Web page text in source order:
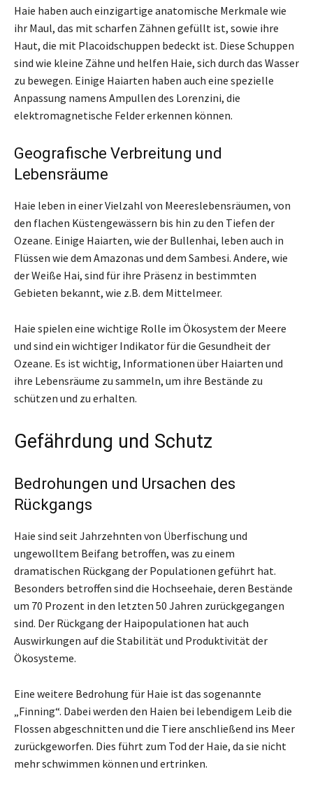
Haie haben auch einzigartige anatomische Merkmale wie
ihr Maul, das mit scharfen Zähnen gefüllt ist, sowie ihre
Haut, die mit Placoidschuppen bedeckt ist. Diese Schuppen
sind wie kleine Zähne und helfen Haie, sich durch das Wasser
zu bewegen. Einige Haiarten haben auch eine spezielle
Anpassung namens Ampullen des Lorenzini, die
elektromagnetische Felder erkennen können.
Geografische Verbreitung und
Lebensräume
Haie leben in einer Vielzahl von Meereslebensräumen, von
den flachen Küstengewässern bis hin zu den Tiefen der
Ozeane. Einige Haiarten, wie der Bullenhai, leben auch in
Flüssen wie dem Amazonas und dem Sambesi. Andere, wie
der Weiße Hai, sind für ihre Präsenz in bestimmten
Gebieten bekannt, wie z.B. dem Mittelmeer.
Haie spielen eine wichtige Rolle im Ökosystem der Meere
und sind ein wichtiger Indikator für die Gesundheit der
Ozeane. Es ist wichtig, Informationen über Haiarten und
ihre Lebensräume zu sammeln, um ihre Bestände zu
schützen und zu erhalten.
Gefährdung und Schutz
Bedrohungen und Ursachen des
Rückgangs
Haie sind seit Jahrzehnten von Überfischung und
ungewolltem Beifang betroffen, was zu einem
dramatischen Rückgang der Populationen geführt hat.
Besonders betroffen sind die Hochseehaie, deren Bestände
um 70 Prozent in den letzten 50 Jahren zurückgegangen
sind. Der Rückgang der Haipopulationen hat auch
Auswirkungen auf die Stabilität und Produktivität der
Ökosysteme.
Eine weitere Bedrohung für Haie ist das sogenannte
„Finning“. Dabei werden den Haien bei lebendigem Leib die
Flossen abgeschnitten und die Tiere anschließend ins Meer
zurückgeworfen. Dies führt zum Tod der Haie, da sie nicht
mehr schwimmen können und ertrinken.